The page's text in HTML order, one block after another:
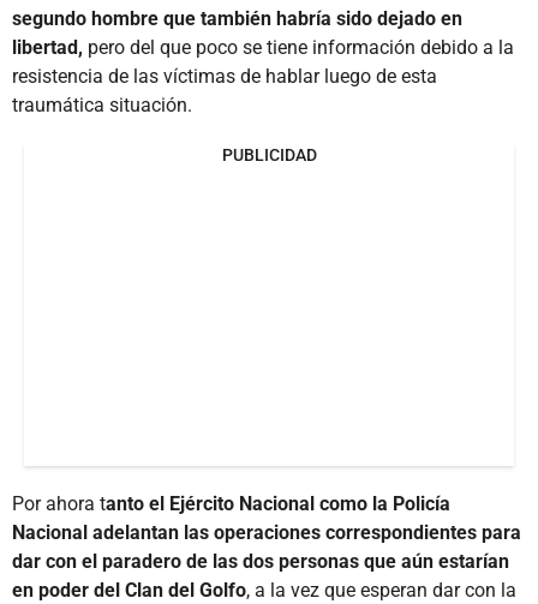
segundo hombre que también habría sido dejado en
libertad, pero del que poco se tiene información debido a la
resistencia de las víctimas de hablar luego de esta
traumática situación.
PUBLICIDAD
Por ahora tanto el Ejército Nacional como la Policía
Nacional adelantan las operaciones correspondientes para
dar con el paradero de las dos personas que aún estarían
en poder del Clan del Golfo, a la vez que esperan dar con la